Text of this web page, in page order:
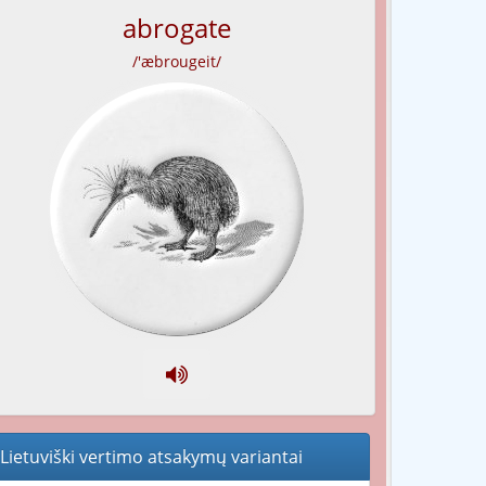
abrogate
/'æbrougeit/
Lietuviški vertimo atsakymų variantai